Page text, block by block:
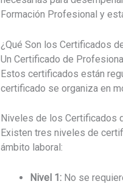
Formación Profesional y
¿Qué Son los Certificados
Un Certificado de
Estos certificados están
certificado se organiza en
Niveles de los Certificados
Existen tres niveles de
ámbito laboral:
Nivel 1: No se